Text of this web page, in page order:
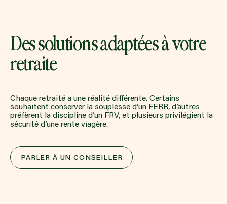
Des solutions adaptées à votre
retraite
Chaque retraité a une réalité différente. Certains
souhaitent conserver la souplesse d’un FERR, d’autres
préfèrent la discipline d’un FRV, et plusieurs privilégient la
sécurité d’une rente viagère.
PARLER À UN CONSEILLER